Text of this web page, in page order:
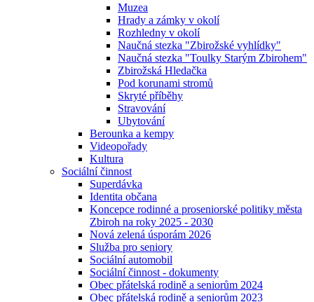
Muzea
Hrady a zámky v okolí
Rozhledny v okolí
Naučná stezka "Zbirožské vyhlídky"
Naučná stezka "Toulky Starým Zbirohem"
Zbirožská Hledačka
Pod korunami stromů
Skryté příběhy
Stravování
Ubytování
Berounka a kempy
Videopořady
Kultura
Sociální činnost
Superdávka
Identita občana
Koncepce rodinné a proseniorské politiky města
Zbiroh na roky 2025 - 2030
Nová zelená úsporám 2026
Služba pro seniory
Sociální automobil
Sociální činnost - dokumenty
Obec přátelská rodině a seniorům 2024
Obec přátelská rodině a seniorům 2023